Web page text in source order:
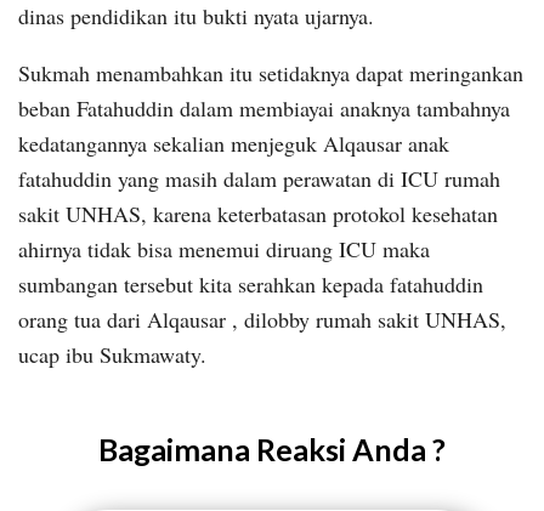
dinas pendidikan itu bukti nyata ujarnya.
Sukmah menambahkan itu setidaknya dapat meringankan
beban Fatahuddin dalam membiayai anaknya tambahnya
kedatangannya sekalian menjeguk Alqausar anak
fatahuddin yang masih dalam perawatan di ICU rumah
sakit UNHAS, karena keterbatasan protokol kesehatan
ahirnya tidak bisa menemui diruang ICU maka
sumbangan tersebut kita serahkan kepada fatahuddin
orang tua dari Alqausar , dilobby rumah sakit UNHAS,
ucap ibu Sukmawaty.
Bagaimana Reaksi Anda ?